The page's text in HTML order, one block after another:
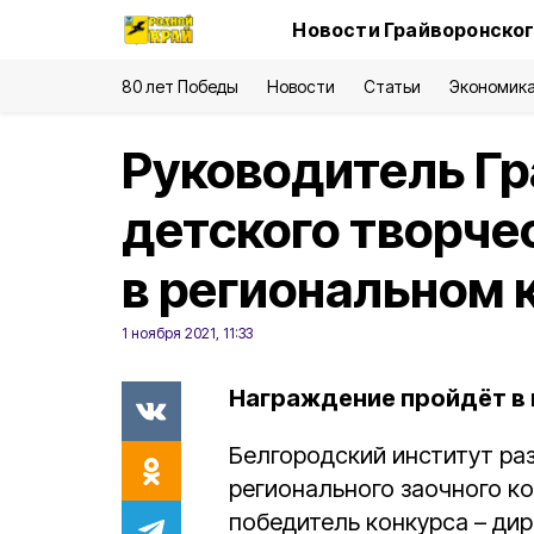
Новости
80 лет Победы Новости Статьи
Руководитель
детского
в региональном
1 ноября 2021, 11:33
Награждение пройдёт
Белгородский институт
регионального заочного
победитель конкурса –